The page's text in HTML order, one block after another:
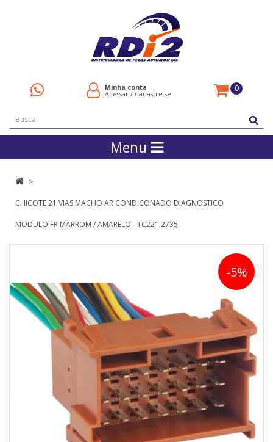
Minha conta
Acessar / Cadastre-se
0
Menu
CHICOTE 21 VIAS MACHO AR CONDICONADO DIAGNOSTICO
MODULO FR MARROM / AMARELO - TC221.2735
-5%